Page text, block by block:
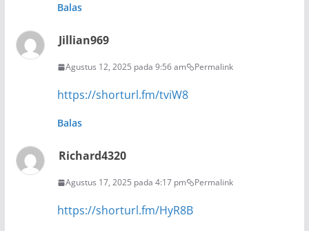
Balas
Jillian969
Agustus 12, 2025 pada 9:56 am Permalink
https://shorturl.fm/tviW8
Balas
Richard4320
Agustus 17, 2025 pada 4:17 pm Permalink
https://shorturl.fm/HyR8B